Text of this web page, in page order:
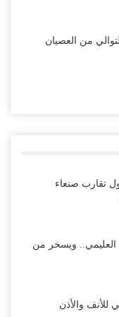
هجوم يمني واسع
وتصاعد الاحتجاجات
شامل.. السعودية تحتجز
تلوّح بالخيار
من العصيان
تقارب صنعاء
العليمي.. ويسخر من
للأنف والأذن